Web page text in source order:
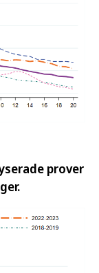
prover